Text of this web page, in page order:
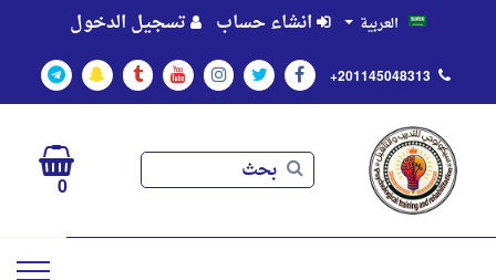
العربية انشاء حساب تسجيل الدخول
+201145048313
بحث 0